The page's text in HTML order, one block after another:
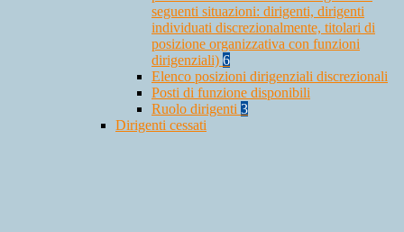
seguenti situazioni: dirigenti, dirigenti
individuati discrezionalmente, titolari di
posizione organizzativa con funzioni
dirigenziali) 6
Elenco posizioni dirigenziali discrezionali
Posti di funzione disponibili
Ruolo dirigenti 3
Dirigenti cessati